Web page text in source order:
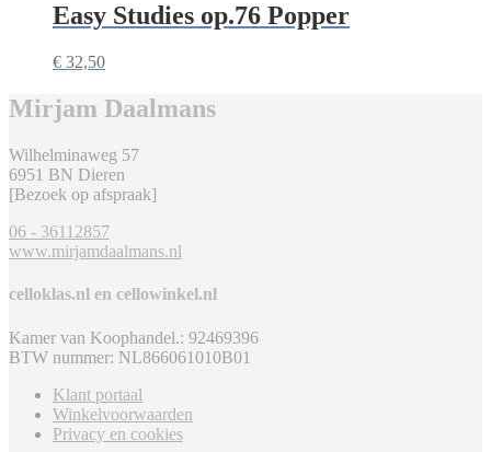
Easy Studies op.76 Popper
€ 32,50
Mirjam Daalmans
Wilhelminaweg 57
6951 BN Dieren
[Bezoek op afspraak]
06 - 36112857
www.mirjamdaalmans.nl
celloklas.nl en cellowinkel.nl
Kamer van Koophandel.: 92469396
BTW nummer: NL866061010B01
Klant portaal
Winkelvoorwaarden
Privacy en cookies